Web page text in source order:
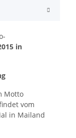
in
Motto
vom
in Mailand